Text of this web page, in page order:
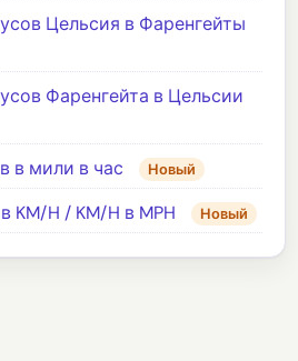
Цельсия в Фаренгейты
Фаренгейта в Цельсии
в мили в час Новый
KM/H / KM/H в MPH Новый